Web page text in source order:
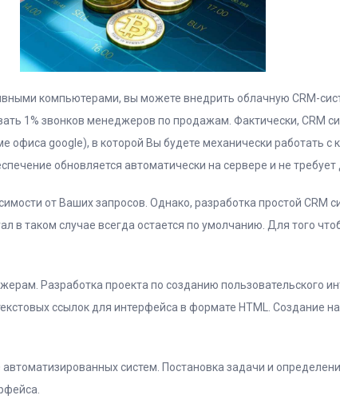
компьютерами, вы можете внедрить облачную CRM-
1% звонков менеджеров по продажам. Фактически, CRM
google), в которой Вы будете механически работать
обновляется автоматически на сервере и не требует
от Ваших запросов. Однако, разработка простой CRM
в таком случае всегда остается по умолчанию. Для того
Разработка проекта по созданию пользовательского
ссылок для интерфейса в формате HTML. Создание
систем. Постановка задачи и